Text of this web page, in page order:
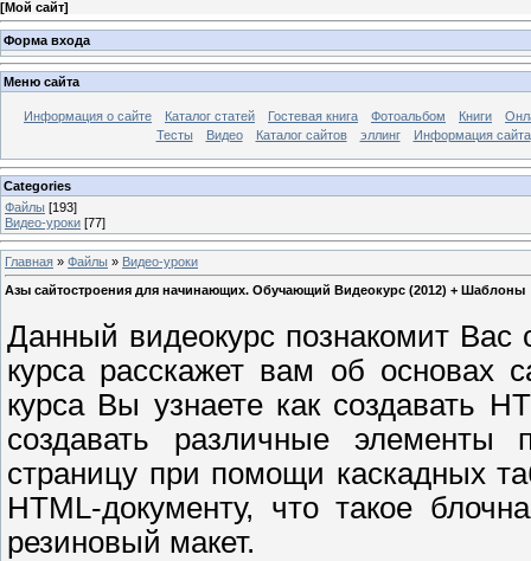
[Мой сайт]
Форма входа
Меню сайта
Информация о сайте Каталог статей Гостевая книга Фотоальбом Книги
Тесты
Видео Каталог сайтов эллинг Информация сайта
Categories
Файлы [193]
Видео-уроки [77]
Главная » Файлы » Видео-уроки
Азы сайтостроения для начинающих. Обучающий Видеокурс (2012) + Шаблоны
Данный видеокурс познакомит Вас
курса расскажет вам об основах
курса Вы узнаете как создавать
создавать различные
страницу при помощи каскадных
HTML-документу, что такое
резиновый макет.